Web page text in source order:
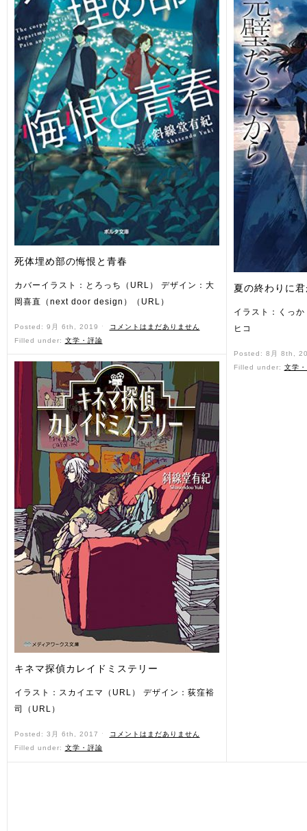
死体埋め部の悔恨と青春
カバーイラスト：とろっち（URL） デザイン：大
岡喜直（next door design）（URL）
Posted: 9月 6th, 2019 ˑ
コメントはまだありません
Filled under: 文学・評論
キネマ探偵カレイドミステリー
イラスト：スカイエマ（URL） デザイン：荻窪裕
司（URL）
Posted: 3月 6th, 2017 ˑ
コメントはまだありません
Filled under: 文学・評論
夏の終わりに
イラスト：くっ
ヒコ
Posted: 8月 8th,
Filled under: 文学